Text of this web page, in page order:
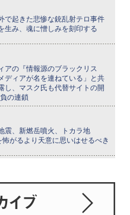
で起きた悲惨な銃乱射テロ事件
生み、魂に憎しみを刻印する
アの『情報源のブラックリス
ディアが名を連ねている」と共
し、マスク氏も代替サイトの開
の連鎖
震、新燃岳噴火、トカラ地
がるより天意に思いはせるべき